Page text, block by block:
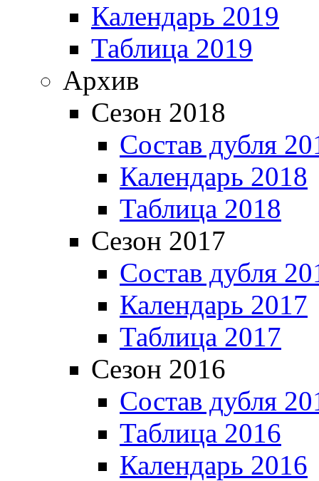
Календарь 2019
Таблица 2019
Архив
Сезон 2018
Состав дубля
Календарь 2018
Таблица 2018
Сезон 2017
Состав дубля
Календарь 2017
Таблица 2017
Сезон 2016
Состав дубля
Таблица 2016
Календарь 2016